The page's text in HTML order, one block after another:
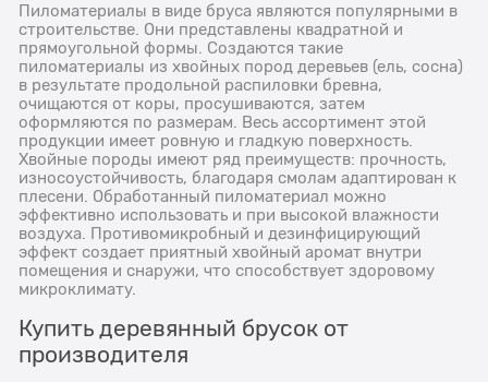
Пиломатериалы в виде бруса являются популярными в
строительстве. Они представлены квадратной и
прямоугольной формы. Создаются такие
пиломатериалы из хвойных пород деревьев (ель, сосна)
в результате продольной распиловки бревна,
очищаются от коры, просушиваются, затем
оформляются по размерам. Весь ассортимент этой
продукции имеет ровную и гладкую поверхность.
Хвойные породы имеют ряд преимуществ: прочность,
износоустойчивость, благодаря смолам адаптирован к
плесени. Обработанный пиломатериал можно
эффективно использовать и при высокой влажности
воздуха. Противомикробный и дезинфицирующий
эффект создает приятный хвойный аромат внутри
помещения и снаружи, что способствует здоровому
микроклимату.
Купить деревянный брусок от
производителя